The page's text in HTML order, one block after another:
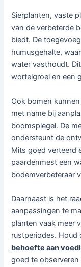
Sierplanten, vaste
van de verbeterde
biedt. De
humusgehalte,
water vasthoudt.
wortelgroei en een
Ook bomen
met name bij
boomspiegel. De
ondersteunt de
Mits goed verteerd
paardenmest een
bodemverbeteraar
Daarnaast is het
aanpassingen te
planten vaak meer
rustperiodes. Houd
behoefte aan
goed te